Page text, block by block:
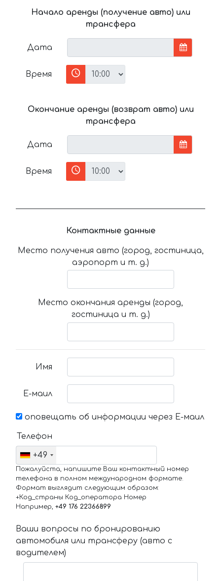
Начало аренды (получение авто) или
трансфера
Дата
Время
Окончание аренды (возврат авто) или
трансфера
Дата
Время
Контактные данные
Место получения авто (город, гостиница,
аэропорт и т. д.)
Место окончания аренды (город,
гостиница и т. д.)
Имя
Е-маил
оповещать об информации через Е-маил
Телефон
+49
Пожалуйста, напишите Ваш контактный номер
телефона в полном международном формате.
Формат выглядит следующим образом:
+Код_страны Код_оператора Номер
Например, +49 176 22366899
Ваши вопросы по бронированию
автомобиля или трансферу (авто с
водителем)